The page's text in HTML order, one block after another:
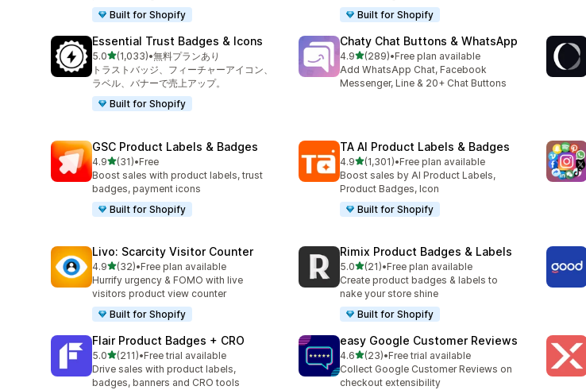
Built for Shopify
Built for Shopify
Essential Trust Badges & Icons
5.05つ星中
(1,033)
合計レビュー数：1033件
•無料プランあり
トラストバッジ、フィーチャーアイコン、
ラベル、バナーで売上アップ。
Built for Shopify
Chaty Chat Buttons & WhatsApp
4.95つ星中
(289)
合計レビュー数：289件
•Free plan available
Add WhatsApp Chat, Facebook
Messenger, Line & 20+ Chat Buttons
GSC Product Labels & Badges
4.95つ星中
(31)
合計レビュー数：31件
•Free
Boost sales with product labels, trust
badges, payment icons
Built for Shopify
TA AI Product Labels & Badges
4.95つ星中
(1,301)
合計レビュー数：1301件
•Free plan available
Boost sales by AI Product Labels,
Product Badges, Icon
Built for Shopify
Livo: Scarcity Visitor Counter
4.95つ星中
(32)
合計レビュー数：32件
•Free plan available
Hurrify urgency & FOMO with live
visitors product view counter
Built for Shopify
Rimix Product Badges & Labels
5.05つ星中
(21)
合計レビュー数：21件
•Free plan available
Create product badges & labels to
nake your store shine
Built for Shopify
Flair Product Badges + CRO
5.05つ星中
(211)
合計レビュー数：211件
•Free trial available
Drive sales with product labels,
badges, banners and CRO tools
easy Google Customer Reviews
4.65つ星中
(23)
合計レビュー数：23件
•Free trial available
Collect Google Customer Reviews on
checkout extensibility